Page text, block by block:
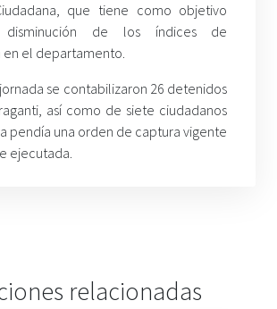
que tiene como objetivo
de los índices de
el departamento.
se contabilizaron 26 detenidos
así como de siete ciudadanos
pendía una orden de captura vigente
ejecutada.
relacionadas